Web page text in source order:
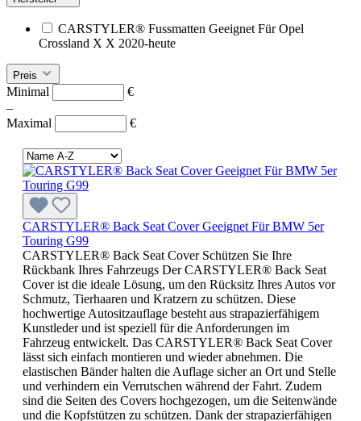
CARSTYLER® Fussmatten Geeignet Für Opel
Crossland X X 2020-heute
Preis
Minimal
€
–
Maximal
€
CARSTYLER® Back Seat Cover Geeignet Für BMW 5er
Touring G99
CARSTYLER® Back Seat Cover Schützen Sie Ihre
Rückbank Ihres Fahrzeugs Der CARSTYLER® Back Seat
Cover ist die ideale Lösung, um den Rücksitz Ihres Autos vor
Schmutz, Tierhaaren und Kratzern zu schützen. Diese
hochwertige Autositzauflage besteht aus strapazierfähigem
Kunstleder und ist speziell für die Anforderungen im
Fahrzeug entwickelt. Das CARSTYLER® Back Seat Cover
lässt sich einfach montieren und wieder abnehmen. Die
elastischen Bänder halten die Auflage sicher an Ort und Stelle
und verhindern ein Verrutschen während der Fahrt. Zudem
sind die Seiten des Covers hochgezogen, um die Seitenwände
und die Kopfstützen zu schützen. Dank der strapazierfähigen